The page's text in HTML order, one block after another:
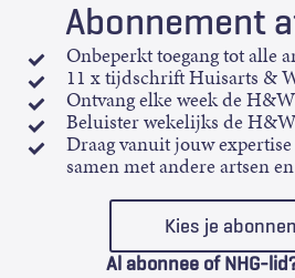
Abonnement
Onbeperkt toegang tot alle
11 x tijdschrift Huisarts &
Ontvang elke week de
Beluister wekelijks de
Draag vanuit jouw
samen met andere artsen
Kies je
Al abonnee of NHG-